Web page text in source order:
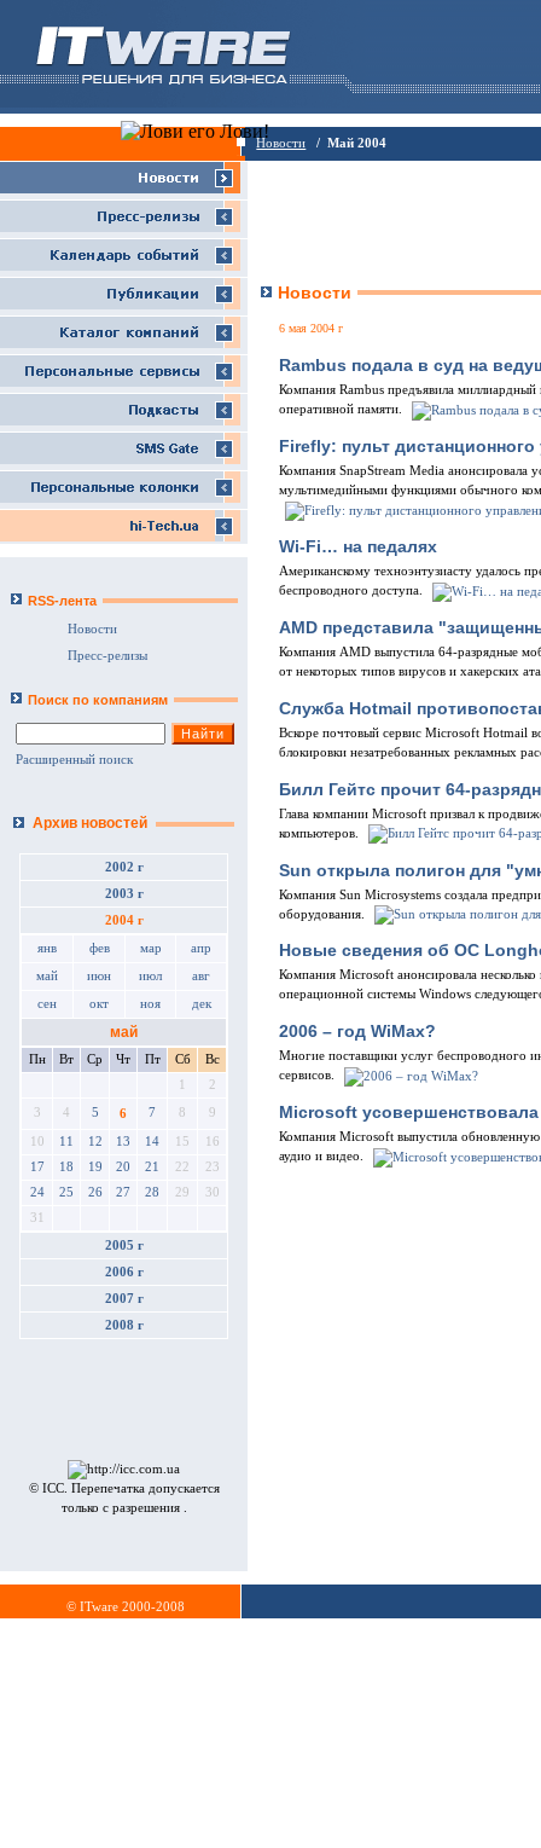
Новости / Май 2004
RSS-лента
Новости
Пресс-релизы
Поиск по компаниям
Расширенный поиск
Архив новостей
2002 г
2003 г
2004 г
янв фев мар апр
май июн июл авг
сен окт ноя дек
май
Пн Вт Ср Чт Пт Сб
Вс
1
2
3 4 5 6 7 8 9
10 11 12 13 14 15
16
17
18 19 20 21 22
23
24
25 26 27 28 29
30
31
2005 г
2006 г
2007 г
2008 г
© ICC. Перепечатка допускается
только с разрешения .
Новости
6 мая 2004 г
Rambus подала в суд на
Компания Rambus предъявила
оперативной памяти.
Firefly: пульт
Компания SnapStream Media анонсировала
мультимедийными функциями обычного
Wi-Fi… на педалях
Американскому техноэнтузиасту удалось
беспроводного доступа.
AMD представила
Компания AMD выпустила 64-разрядные
от некоторых типов вирусов и хакерских
Служба Hotmail
Вскоре почтовый сервис Microsoft Hotmail
блокировки незатребованных рекламных
Билл Гейтс прочит 64-
Глава компании Microsoft призвал к
компьютеров.
Sun открыла полигон для
Компания Sun Microsystems создала
оборудования.
Новые сведения об ОС
Компания Microsoft анонсировала
операционной системы Windows
2006 – год WiMax?
Многие поставщики услуг беспроводного
сервисов.
Microsoft
Компания Microsoft выпустила
аудио и видео.
© ITware 2000-2008